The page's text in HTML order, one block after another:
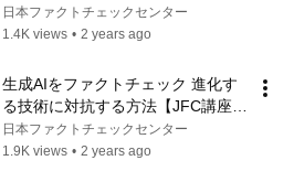
践編4】
日本ファクトチェックセンター
1.4K views • 2 years ago
生成AIをファクトチェック 進化す
る技術に対抗する方法【JFC講座
実践編5】
日本ファクトチェックセンター
1.9K views • 2 years ago